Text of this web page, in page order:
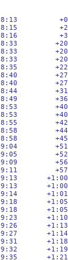
+0
+2
+3
+20
+20
+20
+22
+27
+27
+31
+36
+40
+40
+42
+44
+45
+51
+52
+56
+57
+1:00
+1:00
+1:01
+1:05
+1:05
+1:10
+1:13
+1:14
+1:18
+1:19
+1:21